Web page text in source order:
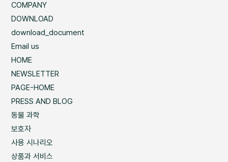
COMPANY
DOWNLOAD
download_document
Email us
HOME
NEWSLETTER
PAGE-HOME
PRESS AND BLOG
동물 과학
보호자
사용 시나리오
상품과 서비스